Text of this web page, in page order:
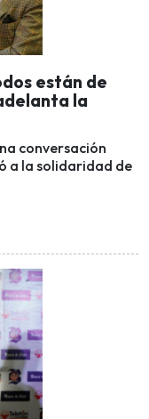
están de
la
conversación
a la solidaridad de